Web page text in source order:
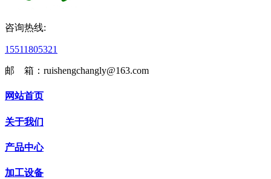
咨询热线:
15511805321
邮 箱：ruishengchangly@163.com
网站首页
关于我们
产品中心
加工设备